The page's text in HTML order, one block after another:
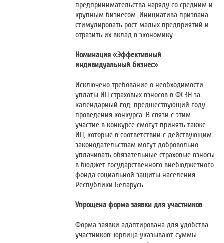
предпринимательства наряду со средним и
крупным бизнесом. Инициатива призвана
стимулировать рост малых предприятий и
отразить их вклад в экономику.
Номинация «Эффективный
индивидуальный бизнес»
Исключено требование о необходимости
уплаты ИП страховых взносов в ФСЗН за
календарный год, предшествующий году
проведения конкурса. В связи с этим
участие в конкурсе смогут принять также
ИП, которые в соответствии с действующим
законодательствам могут добровольно
уплачивать обязательные страховые взносы
в бюджет государственного внебюджетного
фонда социальной защиты населения
Республики Беларусь.
Упрощена форма заявки для участников
Форма заявки адаптирована для удобства
участников: юрлица указывают суммы